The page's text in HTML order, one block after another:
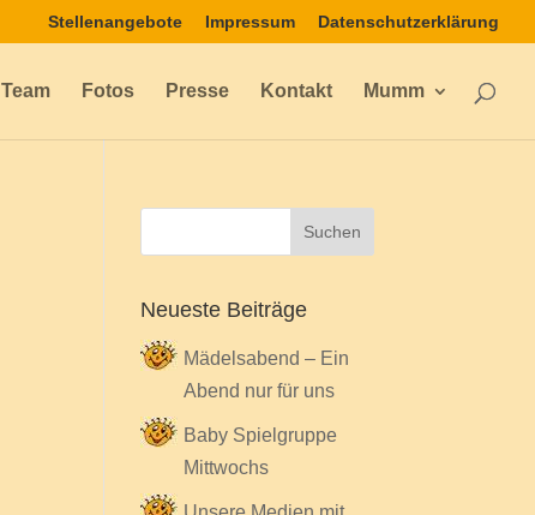
Stellenangebote Impressum Datenschutzerklärung
Team Fotos Presse Kontakt Mumm
Neueste Beiträge
Mädelsabend – Ein
Abend nur für uns
Baby Spielgruppe
Mittwochs